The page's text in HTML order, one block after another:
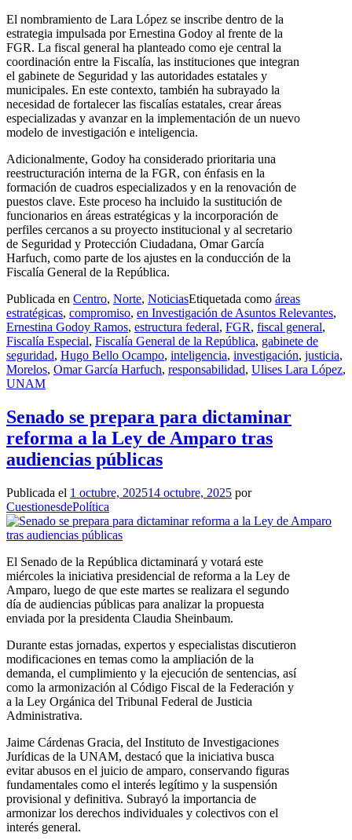
El nombramiento de Lara López se inscribe dentro de la
estrategia impulsada por Ernestina Godoy al frente de la
FGR. La fiscal general ha planteado como eje central la
coordinación entre la Fiscalía, las instituciones que integran
el gabinete de Seguridad y las autoridades estatales y
municipales. En este contexto, también ha subrayado la
necesidad de fortalecer las fiscalías estatales, crear áreas
especializadas y avanzar en la implementación de un nuevo
modelo de investigación e inteligencia.
Adicionalmente, Godoy ha considerado prioritaria una
reestructuración interna de la FGR, con énfasis en la
formación de cuadros especializados y en la renovación de
puestos clave. Este proceso ha incluido la sustitución de
funcionarios en áreas estratégicas y la incorporación de
perfiles cercanos a su proyecto institucional y al secretario
de Seguridad y Protección Ciudadana, Omar García
Harfuch, como parte de los ajustes en la conducción de la
Fiscalía General de la República.
Publicada en Centro, Norte, NoticiasEtiquetada como áreas
estratégicas, compromiso, en Investigación de Asuntos Relevantes,
Ernestina Godoy Ramos, estructura federal, FGR, fiscal general,
Fiscalía Especial, Fiscalía General de la República, gabinete de
seguridad, Hugo Bello Ocampo, inteligencia, investigación, justicia,
Morelos, Omar García Harfuch, responsabilidad, Ulises Lara López,
UNAM
Senado se prepara para dictaminar
reforma a la Ley de Amparo tras
audiencias públicas
Publicada el 1 octubre, 202514 octubre, 2025 por
CuestionesdePolítica
El Senado de la República dictaminará y votará este
miércoles la iniciativa presidencial de reforma a la Ley de
Amparo, luego de que este martes se realizara el segundo
día de audiencias públicas para analizar la propuesta
enviada por la presidenta Claudia Sheinbaum.
Durante estas jornadas, expertos y especialistas discutieron
modificaciones en temas como la ampliación de la
demanda, el cumplimiento y la ejecución de sentencias, así
como la armonización al Código Fiscal de la Federación y
a la Ley Orgánica del Tribunal Federal de Justicia
Administrativa.
Jaime Cárdenas Gracia, del Instituto de Investigaciones
Jurídicas de la UNAM, destacó que la iniciativa busca
evitar abusos en el juicio de amparo, conservando figuras
fundamentales como el interés legítimo y la suspensión
provisional y definitiva. Subrayó la importancia de
armonizar los derechos individuales y colectivos con el
interés general.